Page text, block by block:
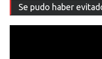
Se pudo haber